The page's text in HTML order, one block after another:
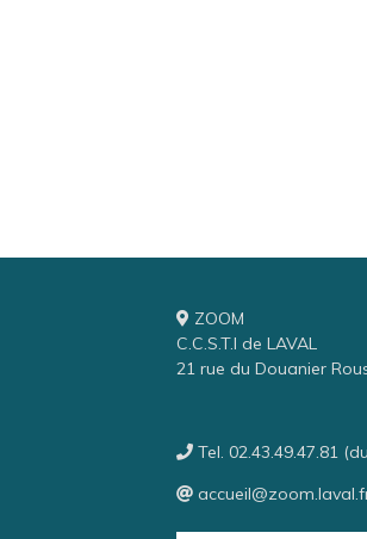
ZOOM
C.C.S.T.I de LAVAL
21 rue du Douanier
Tel. 02.43.49.47.81